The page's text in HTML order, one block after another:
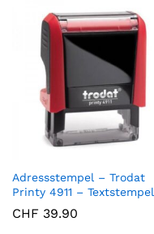
Adressstempel – Trodat
Printy 4911 – Textstempel
CHF 39.90